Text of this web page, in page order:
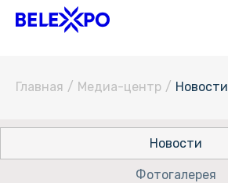
Главная / Медиа-центр / Новости
Новости
Фотогалерея